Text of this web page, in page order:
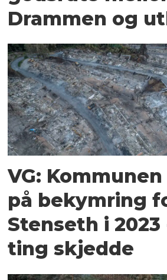
Drammen og
VG:
på bekymring
Stenseth i
ting skjedde